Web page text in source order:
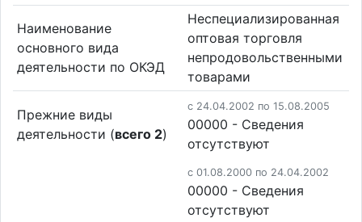
Наименование
основного вида
деятельности по ОКЭД
Неспециализированная
оптовая торговля
непродовольственными
товарами
Прежние виды
деятельности (всего 2)
c 24.04.2002 по 15.08.2005
00000 - Cведения
отсутствуют
c 01.08.2000 по 24.04.2002
00000 - Cведения
отсутствуют